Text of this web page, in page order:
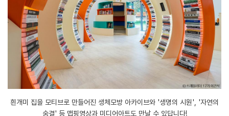
흰개미 집을 모티브로 만들어진 생체모방 아카이브와 '생명의 시원', '자연의
숨결' 등 맵핑영상과 미디어아트도 만날 수 있답니다!